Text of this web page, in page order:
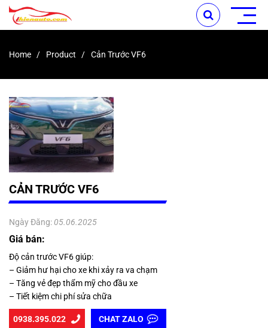
Home Product Cản Trước VF6
CẢN TRƯỚC VF6
Ngày Đăng:05.06.2025
Giá bán:
Độ cản trước VF6 giúp:
– Giảm hư hại cho xe khi xảy ra va chạm
– Tăng vẻ đẹp thẩm mỹ cho đầu xe
– Tiết kiệm chi phí sửa chữa
0938.395.022 CHAT ZALO